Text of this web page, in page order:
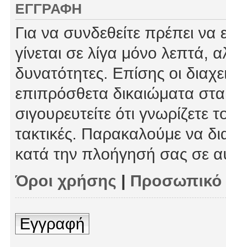
ΕΓΓΡΑΦΉ
Για να συνδεθείτε πρέπει
γίνεται σε λίγα μόνο λεπτά,
δυνατότητες. Επίσης οι
επιπρόσθετα δικαιώματα
σιγουρευτείτε ότι γνωρίζετε
τακτικές. Παρακαλούμε να
κατά την πλοήγησή σας σε
Όροι χρήσης |
Εγγραφή